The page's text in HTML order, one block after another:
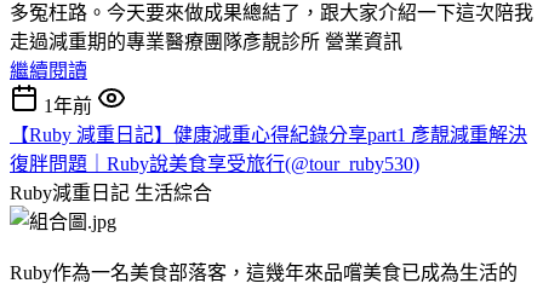
多冤枉路。今天要來做成果總結了，跟大家介紹一下這次陪我
走過減重期的專業醫療團隊彥靚診所 營業資訊
繼續閱讀
1年前
【Ruby 減重日記】健康減重心得紀錄分享part1 彥靚減重解決
復胖問題｜Ruby說美食享受旅行(@tour_ruby530)
Ruby減重日記 生活綜合
Ruby作為一名美食部落客，這幾年來品嚐美食已成為生活的